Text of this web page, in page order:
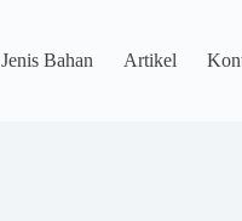
Jenis Bahan Artikel